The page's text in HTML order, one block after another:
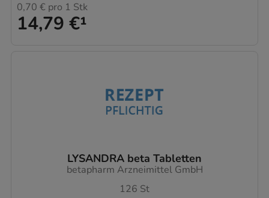
14,79 €¹
0,70 € pro 1 Stk
LYSANDRA beta Tabletten
betapharm Arzneimittel GmbH
126 St